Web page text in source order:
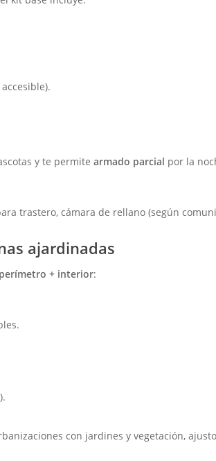
y te permitearmado parcial por la
trastero, cámara de rellano (según
ajardinadas
perímetro + interior:
con jardines y vegetación,